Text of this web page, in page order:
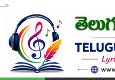
-->